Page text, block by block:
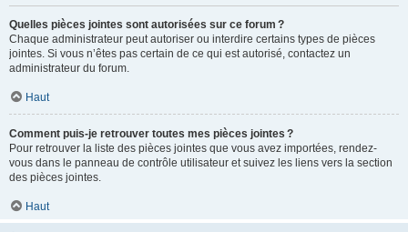
Quelles pièces jointes sont autorisées sur ce forum ?
Chaque administrateur peut autoriser ou interdire certains types de pièces
jointes. Si vous n’êtes pas certain de ce qui est autorisé, contactez un
administrateur du forum.
Haut
Comment puis-je retrouver toutes mes pièces jointes ?
Pour retrouver la liste des pièces jointes que vous avez importées, rendez-
vous dans le panneau de contrôle utilisateur et suivez les liens vers la section
des pièces jointes.
Haut